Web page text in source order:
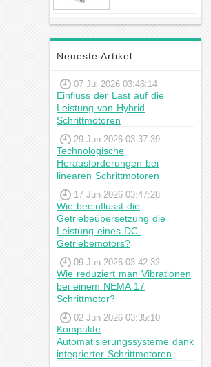
Neueste Artikel
07 Jul 2026 03:46:14
Einfluss der Last auf die
Leistung von Hybrid
Schrittmotoren
29 Jun 2026 03:37:39
Technologische
Herausforderungen bei
linearen Schrittmotoren
17 Jun 2026 03:47:28
Wie beeinflusst die
Getriebeübersetzung die
Leistung eines DC-
Getriebemotors?
09 Jun 2026 03:42:32
Wie reduziert man Vibrationen
bei einem NEMA 17
Schrittmotor?
02 Jun 2026 03:35:10
Kompakte
Automatisierungssysteme dank
integrierter Schrittmotoren